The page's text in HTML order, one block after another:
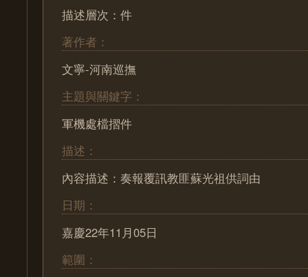
描述層次：件
著作者：
文寧-河南巡撫
主題與關鍵字：
軍機處檔摺件
描述：
內容描述：奏報覆訊教匪蘇光祖供詞由
日期：
嘉慶22年11月05日
範圍：